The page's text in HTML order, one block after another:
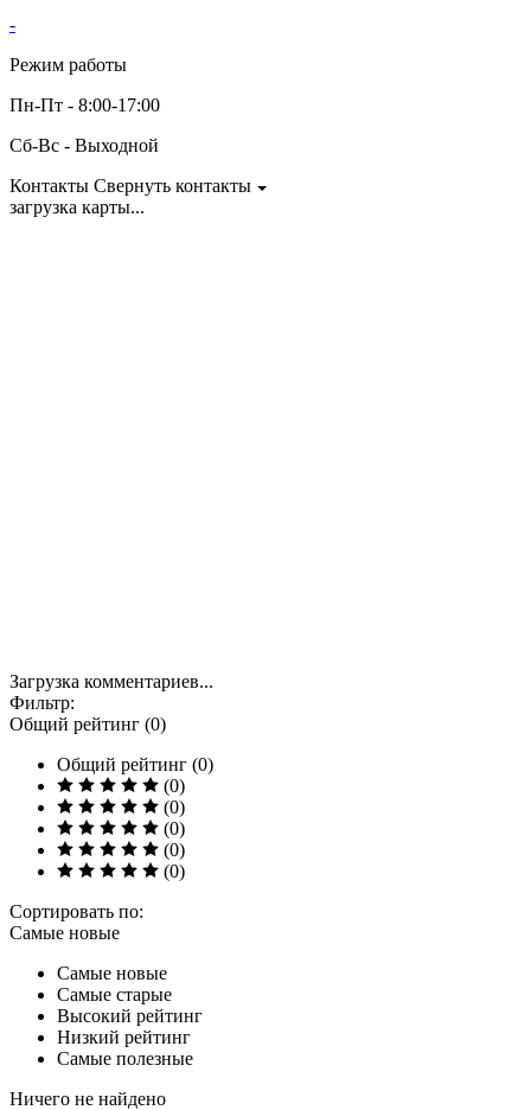
-
Режим работы
Пн-Пт - 8:00-17:00
Сб-Вс - Выходной
Контакты Свернуть контакты
загрузка карты...
Загрузка комментариев...
Фильтр:
Общий рейтинг (0)
Общий рейтинг (0)
(0)
(0)
(0)
(0)
(0)
Сортировать по:
Самые новые
Самые новые
Самые старые
Высокий рейтинг
Низкий рейтинг
Самые полезные
Ничего не найдено